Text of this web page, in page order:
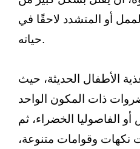
أو المتشدد لاحقًا في
حياته.
الأطفال الحديثة، حيث
ذات المكون الواحد
الفاصوليا الخضراء، ثم
نكهات وقوامات متنوعة،